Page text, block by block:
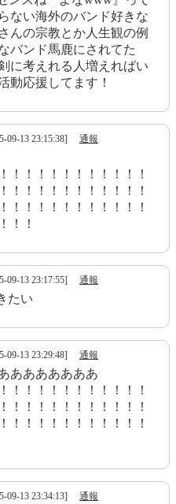
ない海外のバンド好きな
んの宗教とか人生観の例
バンド馬鹿にされてた
に考えれる人増えればい
動応援してます！
09-13 23:15:38] 通報
！！！！！！！！！！！
！！！！！！！！！！！
！！！！！！！！！！！
！！
09-13 23:17:55] 通報
たい
09-13 23:29:48] 通報
あああああああ
！！！！！！！！！！！
！！！！！！！！！！！
！！！！！！！！！！！
09-13 23:34:13] 通報